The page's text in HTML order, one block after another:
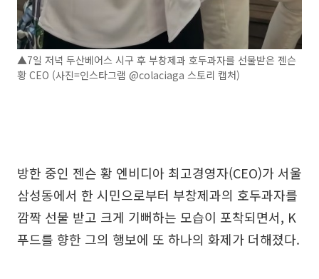
▲7일 저녁 두산베어스 시구 후 부창제과 호두과자를 선물받은 젠슨
황 CEO (사진=인스타그램 @colaciaga 스토리 캡처)
방한 중인 젠슨 황 엔비디아 최고경영자(CEO)가 서울
삼성동에서 한 시민으로부터 부창제과의 호두과자를
깜짝 선물 받고 크게 기뻐하는 모습이 포착되면서, K
푸드를 향한 그의 행보에 또 하나의 화제가 더해졌다.